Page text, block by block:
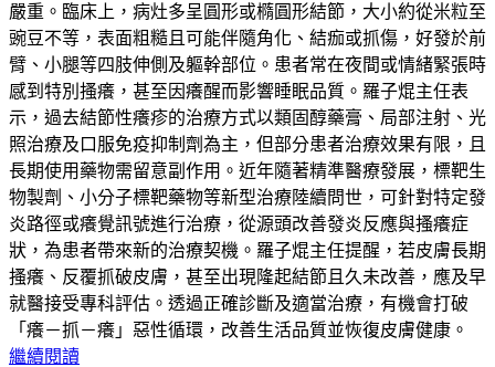
嚴重。臨床上，病灶多呈圓形或橢圓形結節，大小約從米粒至
豌豆不等，表面粗糙且可能伴隨角化、結痂或抓傷，好發於前
臂、小腿等四肢伸側及軀幹部位。患者常在夜間或情緒緊張時
感到特別搔癢，甚至因癢醒而影響睡眠品質。羅子焜主任表
示，過去結節性癢疹的治療方式以類固醇藥膏、局部注射、光
照治療及口服免疫抑制劑為主，但部分患者治療效果有限，且
長期使用藥物需留意副作用。近年隨著精準醫療發展，標靶生
物製劑、小分子標靶藥物等新型治療陸續問世，可針對特定發
炎路徑或癢覺訊號進行治療，從源頭改善發炎反應與搔癢症
狀，為患者帶來新的治療契機。羅子焜主任提醒，若皮膚長期
搔癢、反覆抓破皮膚，甚至出現隆起結節且久未改善，應及早
就醫接受專科評估。透過正確診斷及適當治療，有機會打破
「癢－抓－癢」惡性循環，改善生活品質並恢復皮膚健康。
繼續閱讀